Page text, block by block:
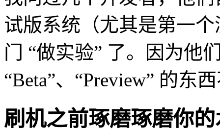
试版系统（尤其是第一
门 “做实验” 了。因为他
“Beta”、“Preview” 的东
刷机之前琢磨琢磨你